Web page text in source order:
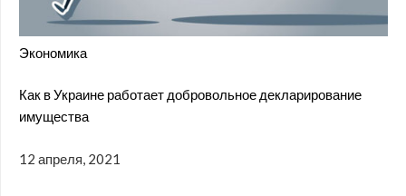
Экономика
Как в Украине работает добровольное декларирование
имущества
12 апреля, 2021